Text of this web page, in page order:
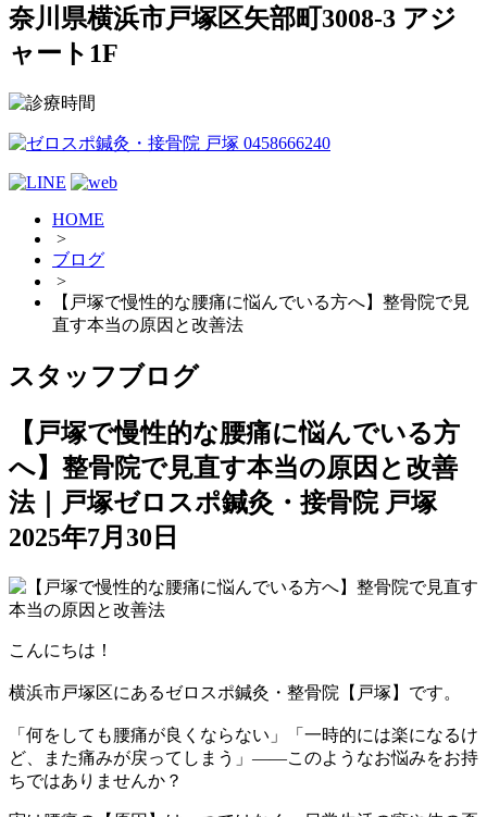
奈川県横浜市戸塚区矢部町3008-3 アジ
ャート1F
HOME
>
ブログ
>
【戸塚で慢性的な腰痛に悩んでいる方へ】整骨院で見
直す本当の原因と改善法
スタッフブログ
【戸塚で慢性的な腰痛に悩んでいる方
へ】整骨院で見直す本当の原因と改善
法｜戸塚ゼロスポ鍼灸・接骨院 戸塚
2025年7月30日
こんにちは！
横浜市戸塚区にあるゼロスポ鍼灸・整骨院【戸塚】です。
「何をしても腰痛が良くならない」「一時的には楽になるけ
ど、また痛みが戻ってしまう」――このようなお悩みをお持
ちではありませんか？